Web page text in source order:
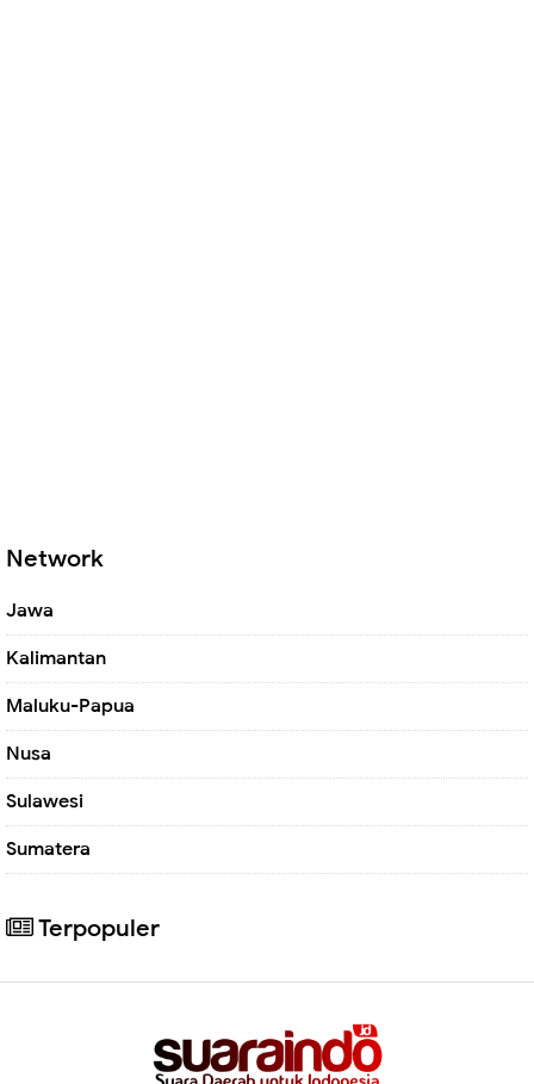
Network
Jawa
Kalimantan
Maluku-Papua
Nusa
Sulawesi
Sumatera
Terpopuler